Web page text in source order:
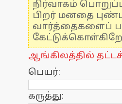
நிர்வாகம்
பிறர் மனதை
வார்த்தைகளைப்
ஆங்கிலத்தில்
பெயர்:
கருத்து: